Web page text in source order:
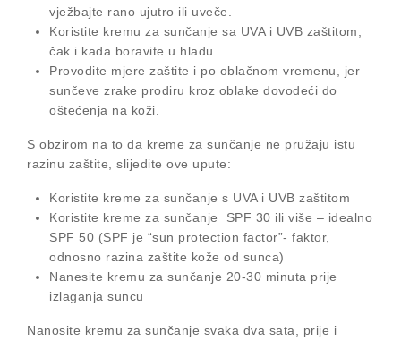
vježbajte rano ujutro ili uveče.
Koristite kremu za sunčanje sa UVA i UVB zaštitom,
čak i kada boravite u hladu.
Provodite mjere zaštite i po oblačnom vremenu, jer
sunčeve zrake prodiru kroz oblake dovodeći do
oštećenja na koži.
S obzirom na to da kreme za sunčanje ne pružaju istu
razinu zaštite, slijedite ove upute:
Koristite kreme za sunčanje s UVA i UVB zaštitom
Koristite kreme za sunčanje SPF 30 ili više – idealno
SPF 50 (SPF je “sun protection factor”- faktor,
odnosno razina zaštite kože od sunca)
Nanesite kremu za sunčanje 20-30 minuta prije
izlaganja suncu
Nanosite kremu za sunčanje svaka dva sata, prije i